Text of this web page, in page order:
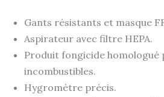
Gants résistants et masque
Aspirateur avec filtre HEPA.
Produit fongicide homologué
incombustibles.
Hygromètre précis.